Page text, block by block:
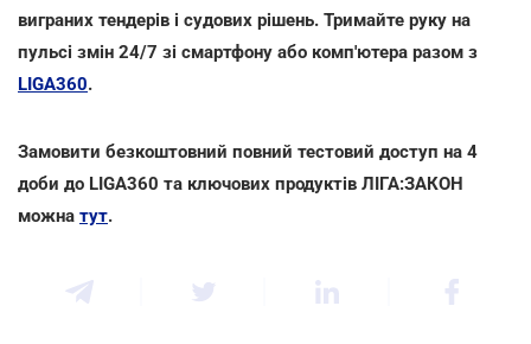
виграних тендерів і судових рішень. Тримайте руку на
пульсі змін 24/7 зі смартфону або комп'ютера разом з
LIGA360.
Замовити безкоштовний повний тестовий доступ на 4
доби до LIGA360 та ключових продуктів ЛІГА:ЗАКОН
можна тут.